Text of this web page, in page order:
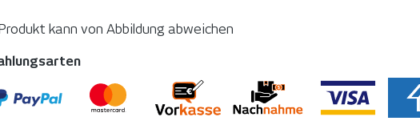
kann von Abbildung abweichen